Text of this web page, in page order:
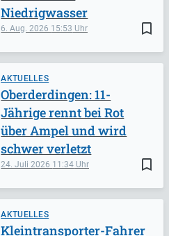
bookmark_border
6. Aug. 2026 15:53
Niedrigwasser
AKTUELLES
bookmark_border
24. Juli 2026 11:34
Oberderdingen: 11-
Jährige rennt bei Rot
über Ampel und wird
schwer verletzt
AKTUELLES
Kleintransporter-Fahrer